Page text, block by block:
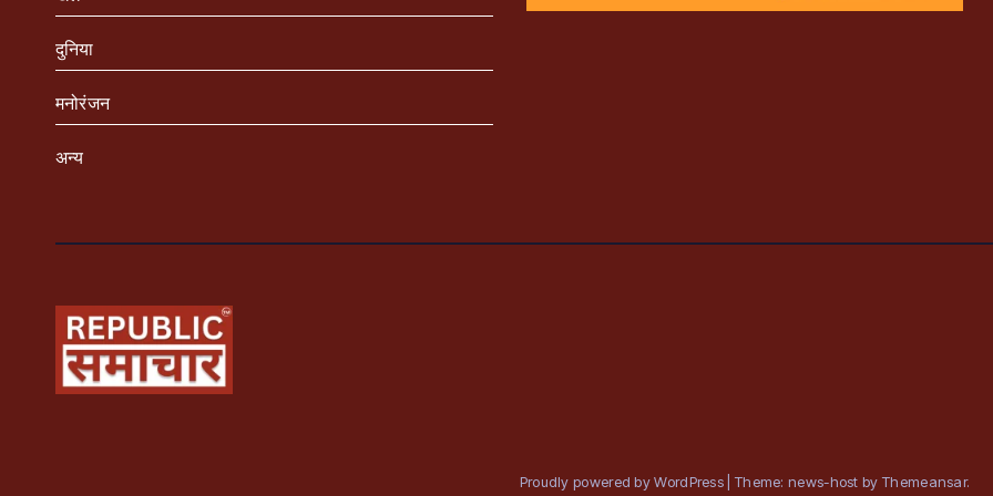
दुनिया
मनोरंजन
अन्य
Proudly powered by WordPress Theme: news-host by Themeansar.